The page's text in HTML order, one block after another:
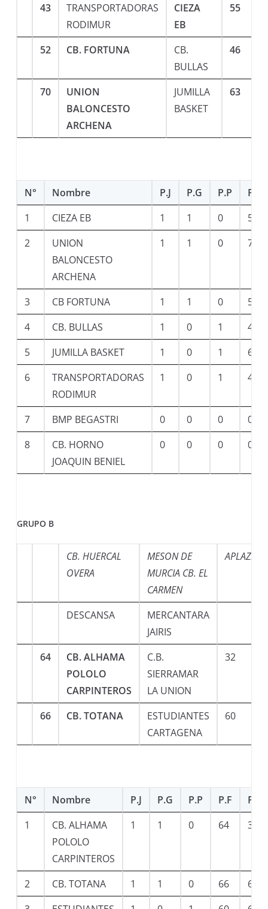
43
TRANSPORTADORAS
RODIMUR
CIEZA
EB
55
52 CB. FORTUNA
CB.
BULLAS
46
70
UNION
BALONCESTO
ARCHENA
JUMILLA
BASKET
63
N° Nombre P.J P.G P.P
P.F
1
CIEZA EB 1 1 0
55
2
UNION
BALONCESTO
ARCHENA
1 1 0 70
3 CB FORTUNA 1 1 0
52
4
CB. BULLAS 1 0 1
46
5
JUMILLA BASKET 1 0 1
63
6
TRANSPORTADORAS
RODIMUR
1 0 1 43
7 BMP BEGASTRI 0 0 0
0
8
CB. HORNO
JOAQUIN BENIEL
0 0 0 0
GRUPO B
CB. HUERCAL
OVERA
MESON DE
MURCIA CB. EL
CARMEN
DESCANSA
MERCANTARA
JAIRIS
64
CB. ALHAMA
POLOLO
CARPINTEROS
C.B.
SIERRAMAR
LA UNION
32
66 CB. TOTANA
ESTUDIANTES
CARTAGENA
60
N° Nombre P.J P.G P.P P.F
P.C
1
CB. ALHAMA
POLOLO
CARPINTEROS
1 1 0 64 32
2 CB. TOTANA 1 1 0 66
60